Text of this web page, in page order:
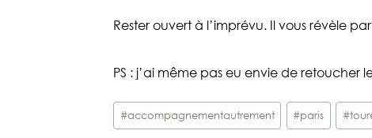
Rester ouvert à l’imprévu. Il vous révèle
PS : j’ai même pas eu envie de retoucher
Étiquettes
de
#accompagnementautrement #paris #